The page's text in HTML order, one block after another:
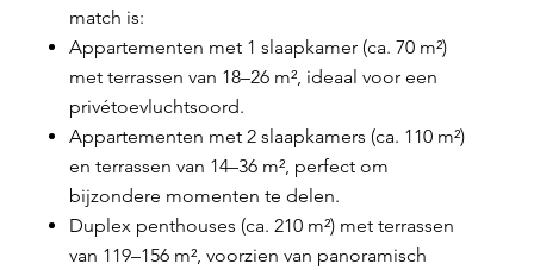
match is:
Appartementen met 1 slaapkamer (ca. 70 m²)
met terrassen van 18–26 m², ideaal voor een
privétoevluchtsoord.
Appartementen met 2 slaapkamers (ca. 110 m²)
en terrassen van 14–36 m², perfect om
bijzondere momenten te delen.
Duplex penthouses (ca. 210 m²) met terrassen
van 119–156 m², voorzien van panoramisch